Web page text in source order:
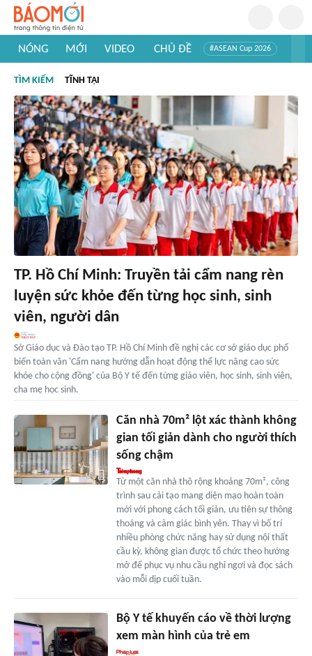
NÓNG MỚI VIDEO CHỦ ĐỀ #ASEAN Cup 2026
#Khám phá thế giới
TÌM KIẾM TĨNH TẠI
TP. Hồ Chí Minh: Truyền tải cẩm nang rèn
luyện sức khỏe đến từng học sinh, sinh
viên, người dân
Sở Giáo dục và Đào tạo TP. Hồ Chí Minh đề nghị các cơ sở giáo dục phổ
biến toàn văn 'Cẩm nang hướng dẫn hoạt động thể lực nâng cao sức
khỏe cho cộng đồng' của Bộ Y tế đến từng giáo viên, học sinh, sinh viên,
cha mẹ học sinh.
Căn nhà 70m² lột xác thành không
gian tối giản dành cho người thích
sống chậm
Từ một căn nhà thô rộng khoảng 70m², công
trình sau cải tạo mang diện mạo hoàn toàn
mới với phong cách tối giản, ưu tiên sự thông
thoáng và cảm giác bình yên. Thay vì bố trí
nhiều phòng chức năng hay sử dụng nội thất
cầu kỳ, không gian được tổ chức theo hướng
mở để phục vụ nhu cầu nghỉ ngơi và đọc sách
vào mỗi dịp cuối tuần.
Bộ Y tế khuyến cáo về thời lượng
xem màn hình của trẻ em